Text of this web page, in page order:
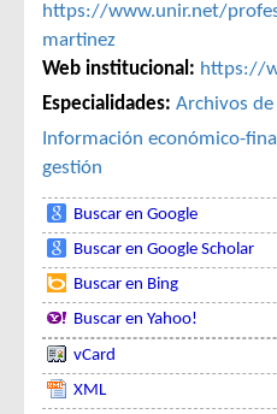
https://www.unir.net/
martinez
Web institucional: https://
Especialidades: Archivos
Información económico-
gestión
Buscar en Google
Buscar en Google Scholar
Buscar en Bing
Buscar en Yahoo!
vCard
XML